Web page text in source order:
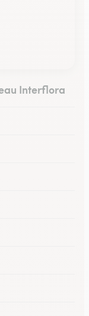
Interflora